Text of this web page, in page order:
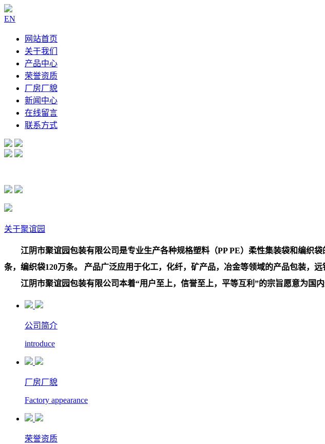
EN
网站首页
关于我们
产品中心
荣誉资质
厂房厂貌
新闻中心
在线留言
联系方式
关于聚谊园
江阴市聚谊园包装有限公司是专业生产各种规格塑料（PP PE）柔性集装袋和编织袋
条，编织袋120万条。 产品广泛应用于化工，化纤，矿产品，冶金等领域的产品包装，
江阴市聚谊园包装有限公司本着“用户至上，信誉至上，平等互利”的宗旨愿意为国
公司简介
introduce
厂房厂貌
Factory appearance
荣誉资质